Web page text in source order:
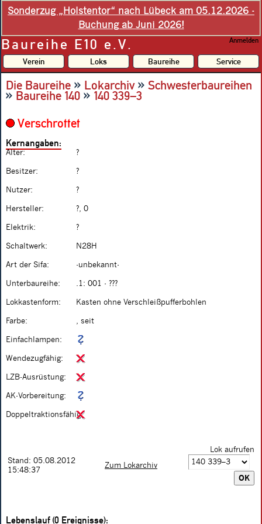
Sonderzug „Holstentor“ nach Lübeck am 05.12.2026 -
Buchung ab Juni 2026!
Baureihe E10 e.V. Anmelden
Verein Loks Baureihe Service
Die Baureihe » Lokarchiv» Schwesterbaureihen
»Baureihe 140 »140 339–3
Verschrottet
Kernangaben:
Alter: ?
Besitzer: ?
Nutzer: ?
Hersteller: ?, 0
Elektrik: ?
Schaltwerk: N28H
Art der Sifa: -unbekannt-
Unterbaureihe: .1: 001 - ???
Lokkastenform: Kasten ohne Verschleißpufferbohlen
Farbe: , seit
Einfachlampen:
Wendezugfähig:
LZB-Ausrüstung:
AK-Vorbereitung:
Doppeltraktionsfähig:
Stand: 05.08.2012
15:48:37
Zum Lokarchiv
Lok aufrufen
Lebenslauf (0 Ereignisse):